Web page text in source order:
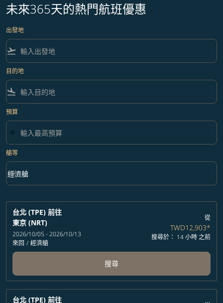
未來365天的熱門航班優惠
出發地
flight_takeoff
目的地
flight_land
預算
艙等
艙等 option 經濟艙 Selected
經濟艙
keyboard_arrow_down
台北 (TPE) 前往
東京 (NRT)
2026/10/05 - 2026/10/13
來回 / 經濟艙
從
TWD12,903*
搜尋於： 14 小時 之前
搜尋
台北 (TPE) 前往